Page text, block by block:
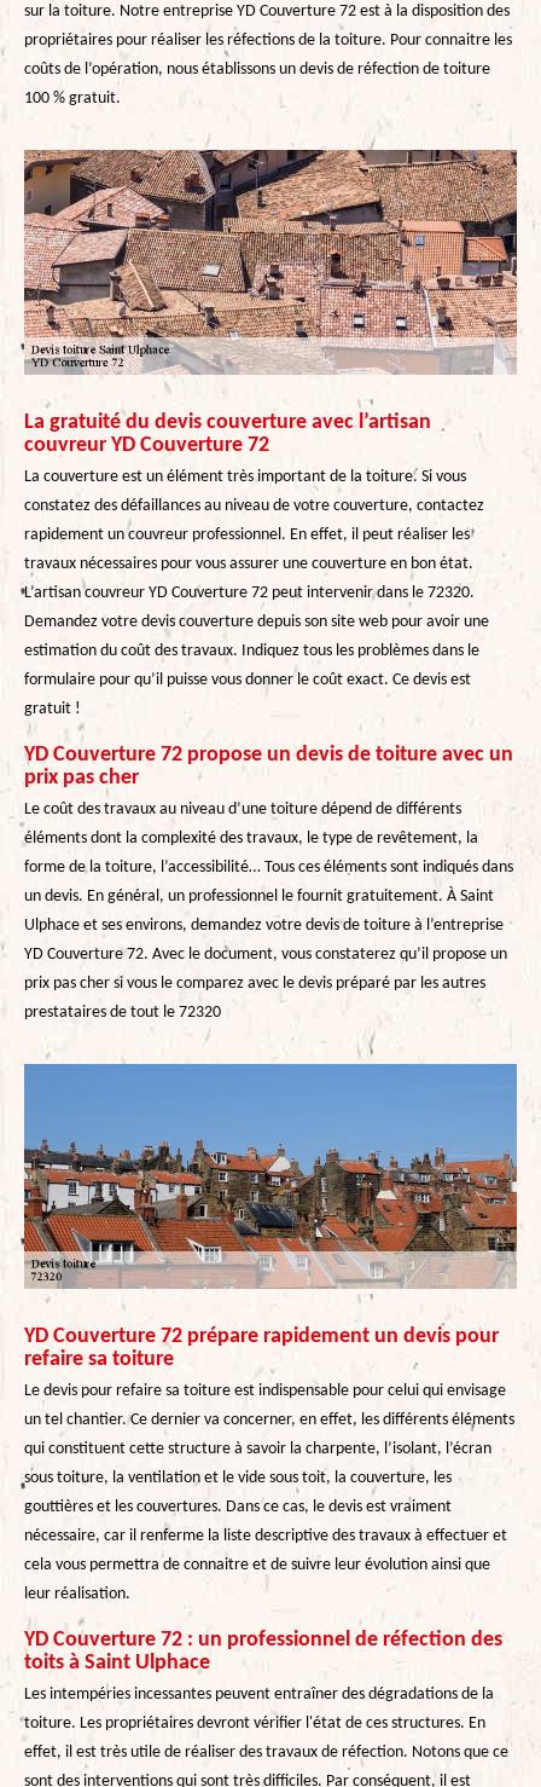
sur la toiture. Notre entreprise YD Couverture 72 est à la disposition des
propriétaires pour réaliser les réfections de la toiture. Pour connaitre les
coûts de l’opération, nous établissons un devis de réfection de toiture
100 % gratuit.
La gratuité du devis couverture avec l’artisan
couvreur YD Couverture 72
La couverture est un élément très important de la toiture. Si vous
constatez des défaillances au niveau de votre couverture, contactez
rapidement un couvreur professionnel. En effet, il peut réaliser les
travaux nécessaires pour vous assurer une couverture en bon état.
L’artisan couvreur YD Couverture 72 peut intervenir dans le 72320.
Demandez votre devis couverture depuis son site web pour avoir une
estimation du coût des travaux. Indiquez tous les problèmes dans le
formulaire pour qu’il puisse vous donner le coût exact. Ce devis est
gratuit !
YD Couverture 72 propose un devis de toiture avec un
prix pas cher
Le coût des travaux au niveau d’une toiture dépend de différents
éléments dont la complexité des travaux, le type de revêtement, la
forme de la toiture, l’accessibilité… Tous ces éléments sont indiqués dans
un devis. En général, un professionnel le fournit gratuitement. À Saint
Ulphace et ses environs, demandez votre devis de toiture à l’entreprise
YD Couverture 72. Avec le document, vous constaterez qu’il propose un
prix pas cher si vous le comparez avec le devis préparé par les autres
prestataires de tout le 72320
YD Couverture 72 prépare rapidement un devis pour
refaire sa toiture
Le devis pour refaire sa toiture est indispensable pour celui qui envisage
un tel chantier. Ce dernier va concerner, en effet, les différents éléments
qui constituent cette structure à savoir la charpente, l’isolant, l’écran
sous toiture, la ventilation et le vide sous toit, la couverture, les
gouttières et les couvertures. Dans ce cas, le devis est vraiment
nécessaire, car il renferme la liste descriptive des travaux à effectuer et
cela vous permettra de connaitre et de suivre leur évolution ainsi que
leur réalisation.
YD Couverture 72 : un professionnel de réfection des
toits à Saint Ulphace
Les intempéries incessantes peuvent entraîner des dégradations de la
toiture. Les propriétaires devront vérifier l'état de ces structures. En
effet, il est très utile de réaliser des travaux de réfection. Notons que ce
sont des interventions qui sont très difficiles. Par conséquent, il est